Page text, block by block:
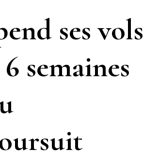
ses vols
semaines